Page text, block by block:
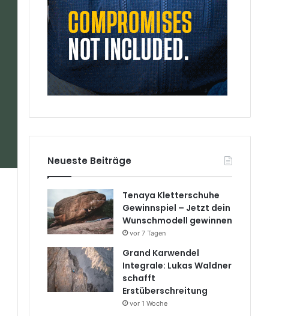
Neueste Beiträge
Tenaya Kletterschuhe
Gewinnspiel – Jetzt dein
Wunschmodell gewinnen
vor 7 Tagen
Grand Karwendel
Integrale: Lukas Waldner
schafft
Erstüberschreitung
vor 1 Woche